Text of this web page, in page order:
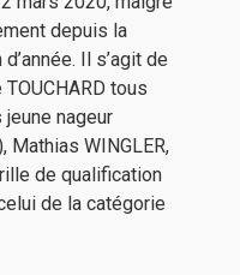
depuis la
Il s’agit de
tous
nageur
Mathias WINGLER,
de qualification
de la catégorie